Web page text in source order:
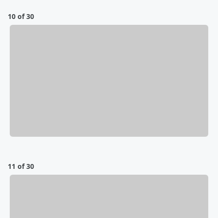
10 of 30
11 of 30